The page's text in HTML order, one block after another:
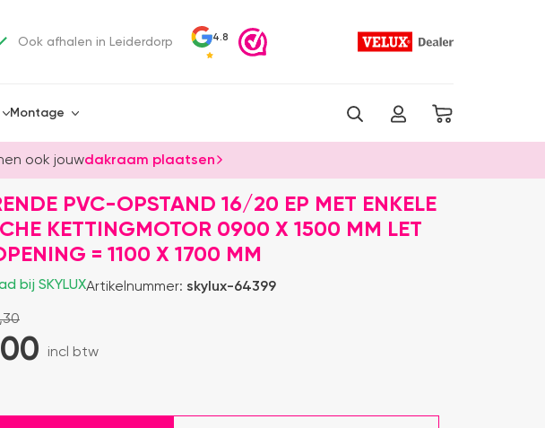
Ook afhalen in Leiderdorp 4.8
Montage
ook jouwdakraam plaatsen
PVC-OPSTAND 16/20 EP MET ENKELE
KETTINGMOTOR 0900 X 1500 MM LET
= 1100 X 1700 MM
bij SKYLUXArtikelnummer: skylux-64399
incl btw